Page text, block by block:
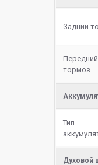
Задний
Передний
тормоз
Тип
Духовой